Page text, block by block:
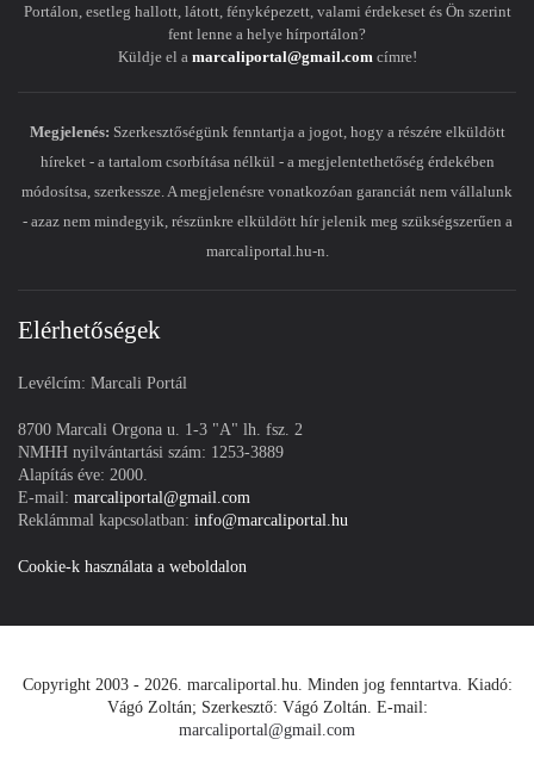
Portálon, esetleg hallott, látott, fényképezett, valami érdekeset és Ön szerint
fent lenne a helye hírportálon?
Küldje el a marcaliportal@gmail.com címre!
Megjelenés: Szerkesztőségünk fenntartja a jogot, hogy a részére elküldött
híreket - a tartalom csorbítása nélkül - a megjelentethetőség érdekében
módosítsa, szerkessze. A megjelenésre vonatkozóan garanciát nem vállalunk
- azaz nem mindegyik, részünkre elküldött hír jelenik meg szükségszerűen a
marcaliportal.hu-n.
Elérhetőségek
Levélcím: Marcali Portál
8700 Marcali Orgona u. 1-3 "A" lh. fsz. 2
NMHH nyilvántartási szám: 1253-3889
Alapítás éve: 2000.
E-mail: marcaliportal@gmail.com
Reklámmal kapcsolatban: info@marcaliportal.hu
Cookie-k használata a weboldalon
Copyright 2003 - 2026. marcaliportal.hu. Minden jog fenntartva. Kiadó:
Vágó Zoltán; Szerkesztő: Vágó Zoltán. E-mail:
marcaliportal@gmail.com